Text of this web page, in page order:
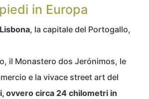
in Europa
Lisbona, la capitale del Portogallo,
il Monastero dos Jerónimos, le
e la vivace street art del
ovvero circa 24 chilometri in